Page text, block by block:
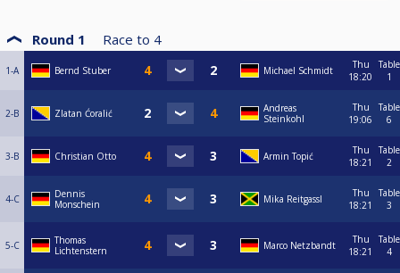
Round 1 Race to 4
1-A Bernd Stuber Michael Schmidt
Thu
18:20
Table
1
2-B Zlatan Ćoralić
Andreas
Steinkohl
Thu
19:06
Table
6
3-B Christian Otto Armin Topić
Thu
18:21
Table
2
4-C
Dennis
Monschein
Mika Reitgassl
Thu
18:21
Table
3
5-C
Thomas
Lichtenstern
Marco Netzbandt
Thu
18:21
Table
4